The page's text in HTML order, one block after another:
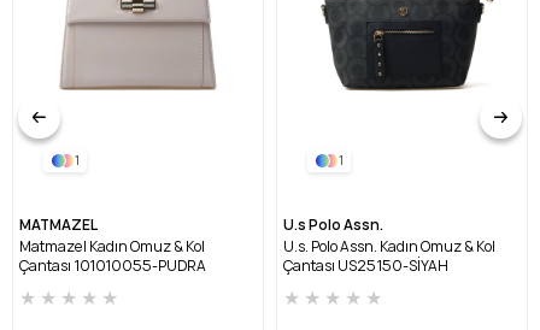
1
MATMAZEL
Matmazel Kadın Omuz & Kol
Çantası 101010055-PUDRA
★ ★ ★ ★ ★
1
U.s Polo Assn.
U.s. Polo Assn. Kadın Omuz & Kol
Çantası US25150-SİYAH
★ ★ ★ ★ ★